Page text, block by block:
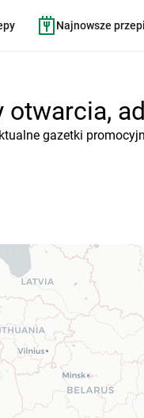
Najnowsze
otwarcia,
gazetki